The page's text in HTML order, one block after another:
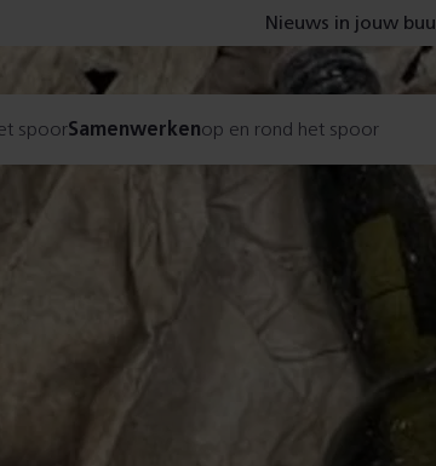
Nieuws in jouw
spoorSamenwerkenop en rond het spoor